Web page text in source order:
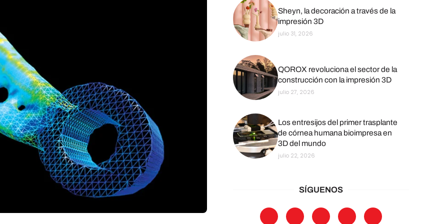
Vídeos
Sheyn, la decoración a través de la
impresión 3D
julio 31, 2026
QOROX revoluciona el sector de la
construcción con la impresión 3D
julio 27, 2026
Los entresijos del primer trasplante
de córnea humana bioimpresa en
3D del mundo
julio 22, 2026
SÍGUENOS